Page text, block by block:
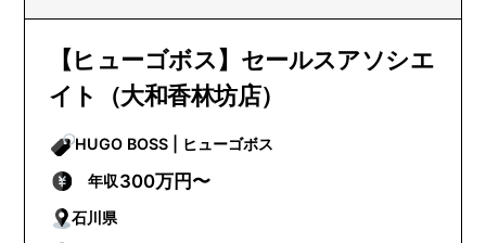
【ヒューゴボス】セールスアソシエ
イト（大和香林坊店）
HUGO BOSS | ヒューゴボス
年収300万円〜
石川県